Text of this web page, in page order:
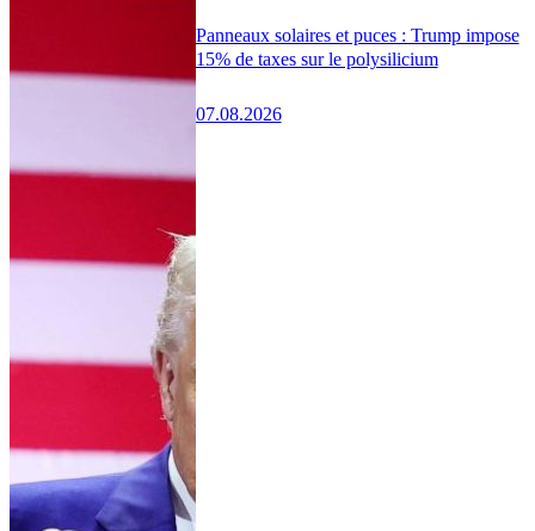
Panneaux solaires et puces : Trump impose
15% de taxes sur le polysilicium
07.08.2026